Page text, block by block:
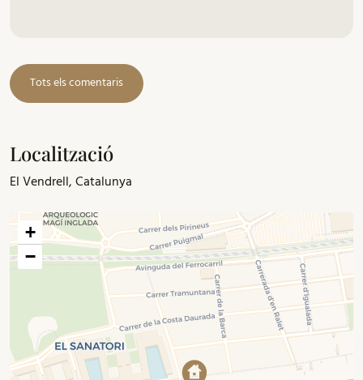
Tots els comentaris
Localització
El Vendrell, Catalunya
+
−